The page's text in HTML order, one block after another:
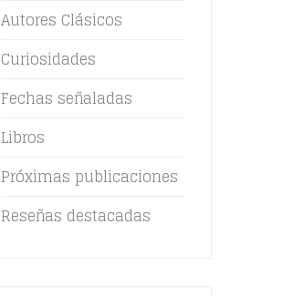
Autores Clásicos
Curiosidades
Fechas señaladas
Libros
Próximas publicaciones
Reseñas destacadas